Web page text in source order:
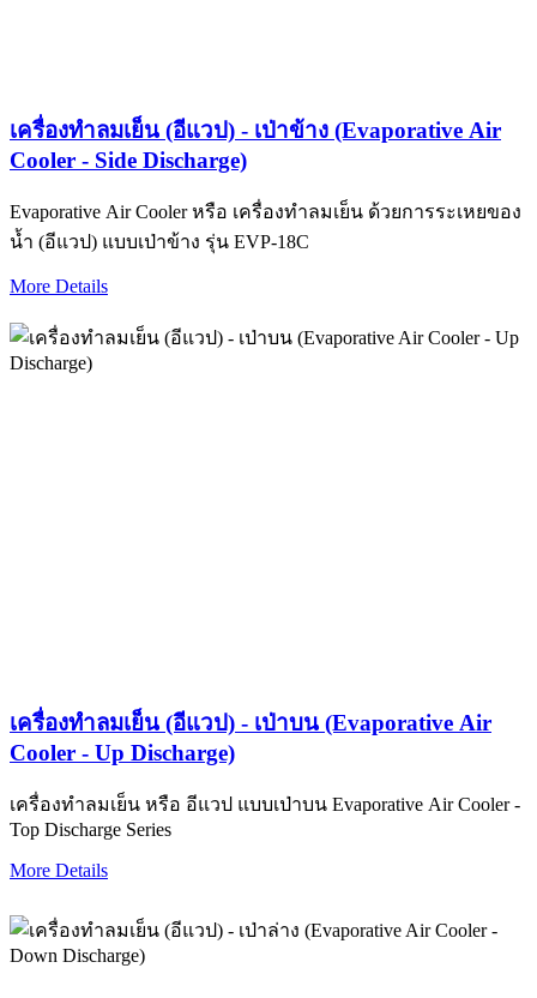
เครื่องทำลมเย็น (อีแวป) - เป่าข้าง (Evaporative Air
Cooler - Side Discharge)
Evaporative Air Cooler หรือ เครื่องทำลมเย็น ด้วยการระเหยของ
น้ำ (อีแวป) แบบเป่าข้าง รุ่น EVP-18C
More Details
เครื่องทำลมเย็น (อีแวป) - เป่าบน (Evaporative Air
Cooler - Up Discharge)
เครื่องทำลมเย็น หรือ อีแวป แบบเป่าบน Evaporative Air Cooler -
Top Discharge Series
More Details